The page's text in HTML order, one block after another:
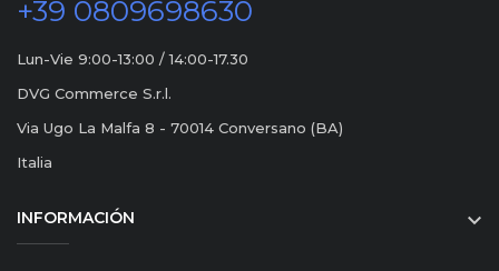
+39 0809698630
Lun-Vie 9:00-13:00 / 14:00-17.30
DVG Commerce S.r.l.
Via Ugo La Malfa 8 - 70014 Conversano (BA)
Italia
INFORMACIÓN 